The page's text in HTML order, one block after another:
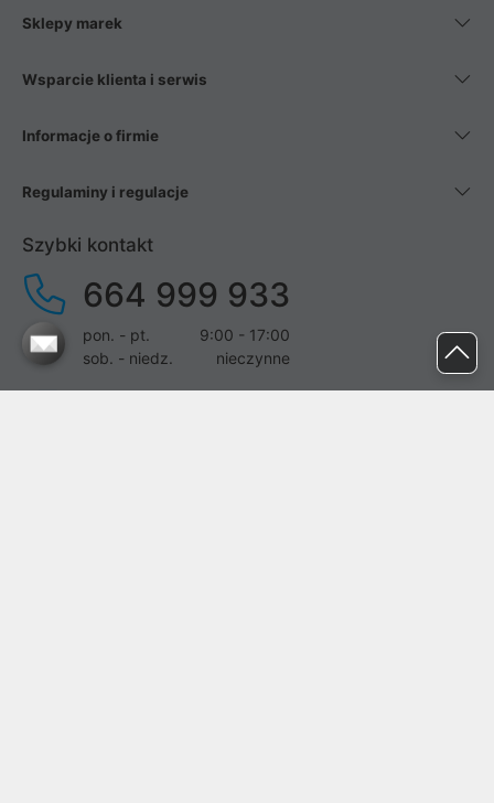
Sklepy marek
Wsparcie klienta i serwis
Informacje o firmie
Regulaminy i regulacje
Szybki kontakt
664 999 933
pon. - pt.
9:00 - 17:00
sob. - niedz.
nieczynne